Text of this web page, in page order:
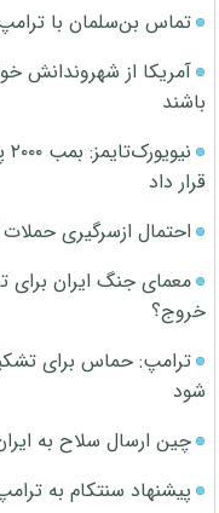
تماس بن‌سلمان با
آمریکا از شهروندانش
باشند
قرار داد
احتمال ازسرگیری حملات
معمای جنگ ایران برای
خروج؟
ترامپ: حماس برای
شود
چین ارسال سلاح به
پیشنهاد سنتکام به